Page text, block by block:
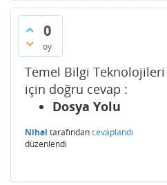
0
oy
Temel Bilgi
için doğru cevap :
Dosya Yolu
Nihal tarafındancevaplandı
düzenlendi